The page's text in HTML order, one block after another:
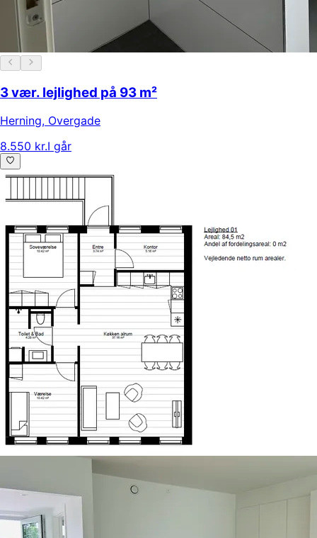
3 vær. lejlighed på 93 m²
Herning, Overgade
8.550 kr.I går